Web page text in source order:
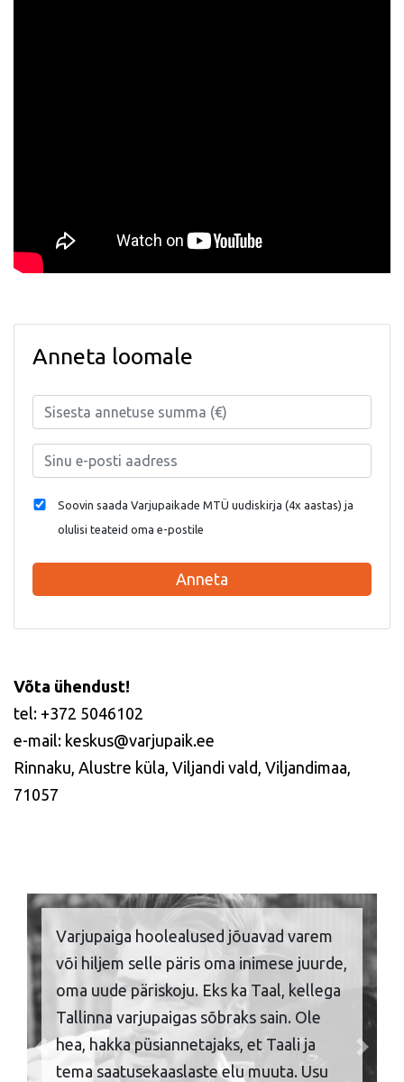
Anneta loomale
Soovin saada Varjupaikade MTÜ uudiskirja (4x aastas) ja
olulisi teateid oma e-postile
Anneta
Võta ühendust!
tel: +372 5046102
e-mail: keskus@varjupaik.ee
Rinnaku, Alustre küla, Viljandi vald, Viljandimaa,
71057
Varjupaiga hoolealused jõuavad varem
või hiljem selle päris oma inimese juurde,
oma uude päriskoju. Eks ka Taal, kellega
Tallinna varjupaigas sõbraks sain. Ole
hea, hakka püsiannetajaks, et Taali ja
tema saatusekaaslaste elu muuta. Usu
Previous Next